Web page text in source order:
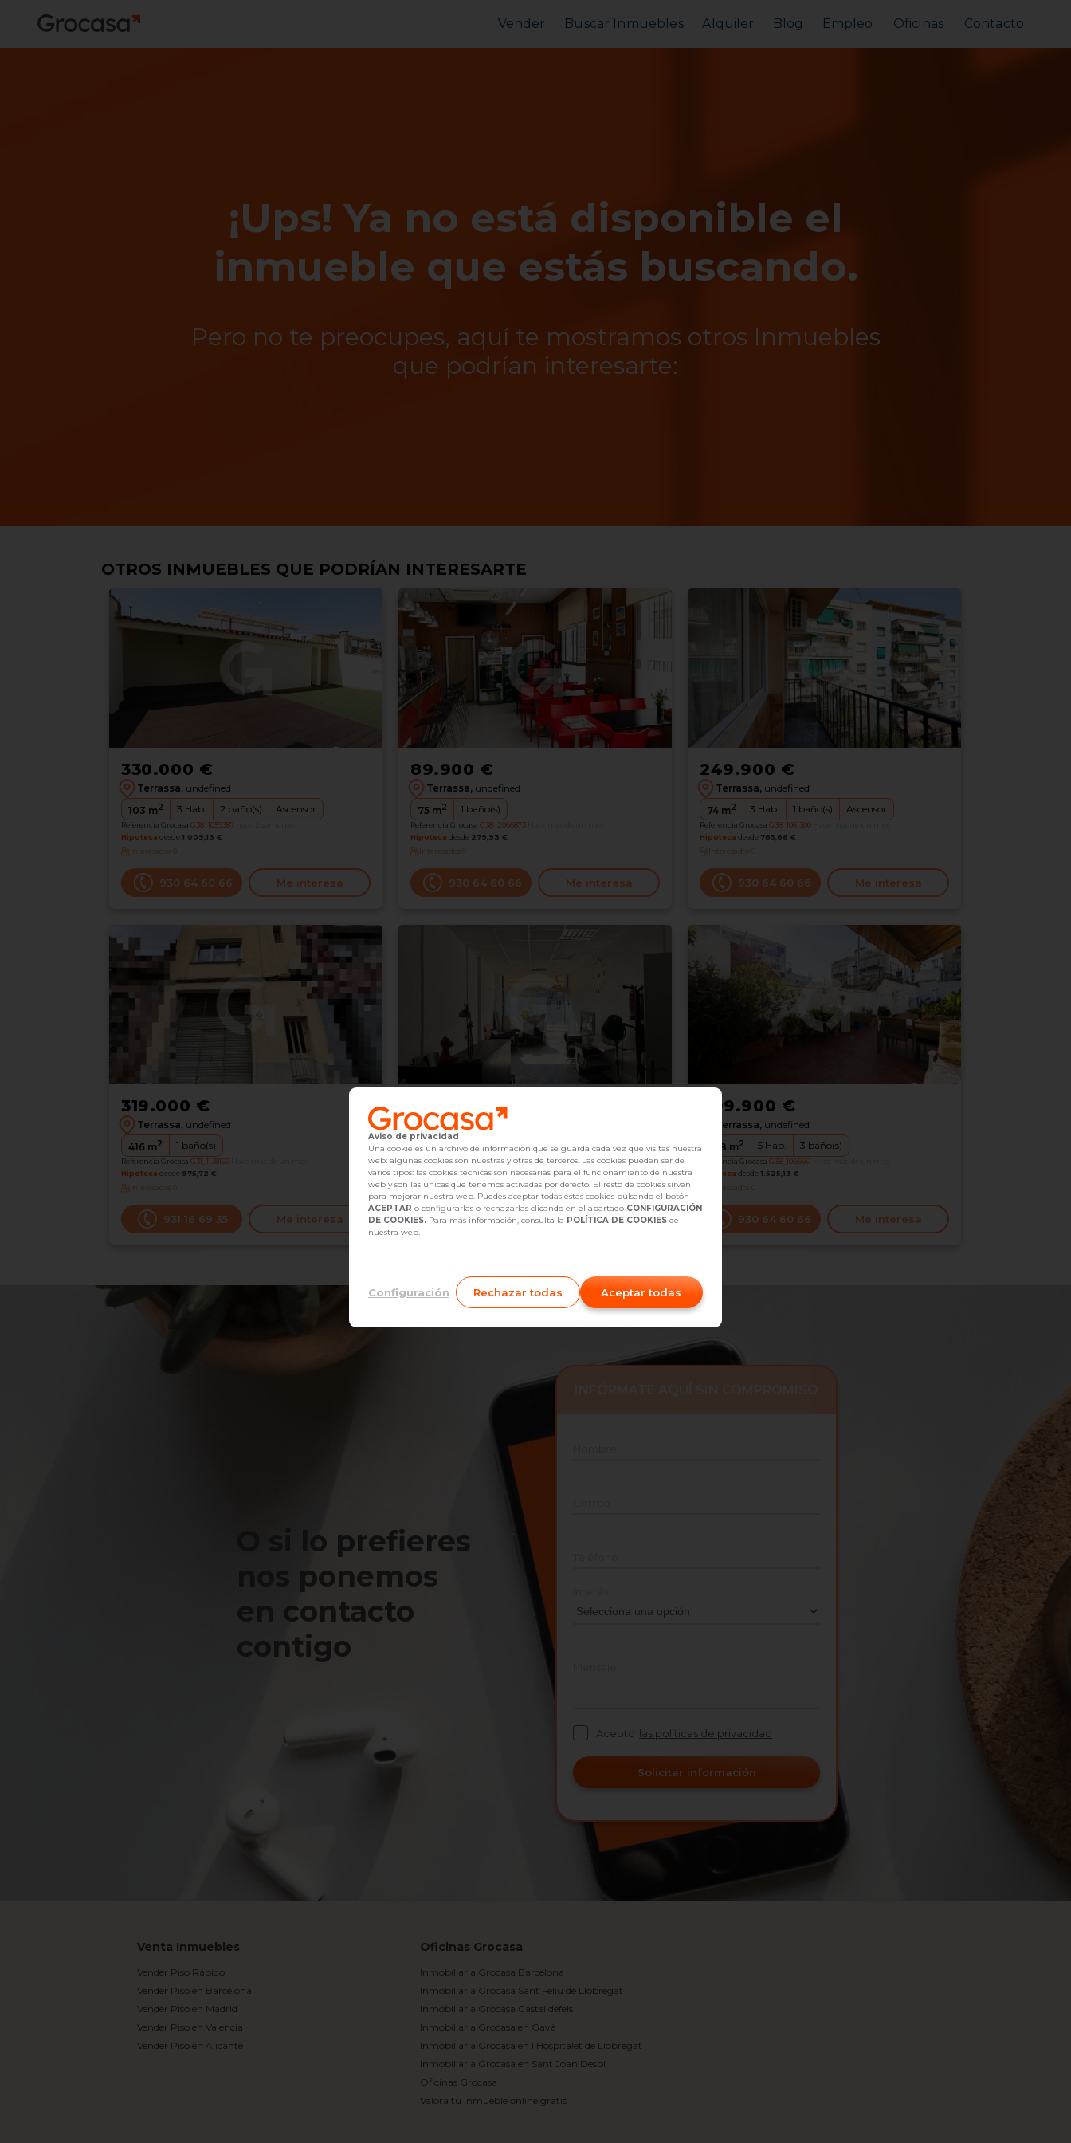
Vender Buscar Inmuebles Alquiler Blog Empleo Oficinas Contacto
¡Ups! Ya no está disponible el
inmueble que estás buscando.
Pero no te preocupes, aquí te mostramos otros Inmuebles
que podrían interesarte:
OTROS INMUEBLES QUE PODRÍAN INTERESARTE
330.000 €
Terrassa, undefined
103 m2 3 Hab. 2 baño(s) Ascensor
Referencia Grocasa G38_1059387
Hipoteca desde 1.009,13 €
Interesados0
930 64 60 66 Me interesa
89.900 €
Terrassa, undefined
75m2 1 baño(s)
Referencia Grocasa G38_2066873
Hipoteca desde 279,93 €
Interesados0
930 64 60 66 Me interesa
249.900 €
Terrassa, undefined
74m2 3 Hab. 1 baño(s) Ascensor
Referencia Grocasa G38_1061300
Hipoteca desde 765,86 €
Interesados0
930 64 60 66 Me interesa
319.000 €
Terrassa, undefined
416 m2 1 baño(s)
Referencia Grocasa G31_1138166
Hipoteca desde 975,72 €
Interesados0
931 16 69 35 Me interesa
Terrassa,undefined
45 m 1baño(s)
Referencia GrocasaG31_2052060Hace más de un mes
Hipotecadesde216,46 €
Interesados0
931 16 69 35 Me interesa
499.900 €
Terrassa, undefined
298 m2 5Hab. 3 baño(s)
Referencia Grocasa G38_1056661
Hipoteca desde 1.525,13 €
Interesados0
930 64 60 66 Me interesa
O si lo prefieres
nos ponemos
en contacto
contigo
Acepto las políticas de privacidad
Solicitar información
Venta Inmuebles
Vender Piso Rápido
Vender Piso en Barcelona
Vender Piso en Madrid
Vender Piso en Valencia
Vender Piso en Alicante
Oficinas Grocasa
Inmobiliaria Grocasa Barcelona
Inmobiliaria Grocasa Sant Feliu de Llobregat
Inmobiliaria Grocasa Castelldefels
Inmobiliaria Grocasa en Gavà
Inmobiliaria Grocasa en l'Hospitalet de Llobregat
Inmobiliaria Grocasa en Sant Joan Despí
Oficinas Grocasa
Valora tu inmueble online gratis
Aviso de privacidad
Una cookie es un archivo de información que se guarda cada vez que visitas nuestra
web: algunas cookies son nuestras y otras de terceros. Las cookies pueden ser de
varios tipos: las cookies técnicas son necesarias para el funcionamiento de nuestra
web y son las únicas que tenemos activadas por defecto. El resto de cookies sirven
para mejorar nuestra web. Puedes aceptar todas estas cookies pulsando el botón
ACEPTAR o configurarlas o rechazarlas clicando en el apartado CONFIGURACIÓN
DE COOKIES. Para más información, consulta la POLÍTICA DE COOKIES de
nuestra web.
Configuración Rechazar todas Aceptar todas